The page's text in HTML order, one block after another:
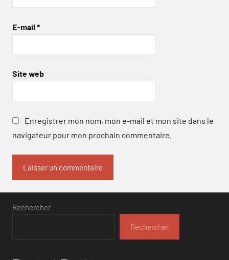
E-mail *
Site web
Enregistrer mon nom, mon e-mail et mon site dans le
navigateur pour mon prochain commentaire.
Rechercher
Rechercher